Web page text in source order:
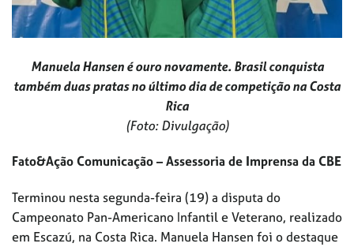
Manuela Hansen é ouro novamente. Brasil conquista
também duas pratas no último dia de competição na Costa
Rica
(Foto: Divulgação)
Fato&Ação Comunicação – Assessoria de Imprensa da CBE
Terminou nesta segunda-feira (19) a disputa do
Campeonato Pan-Americano Infantil e Veterano, realizado
em Escazú, na Costa Rica. Manuela Hansen foi o destaque